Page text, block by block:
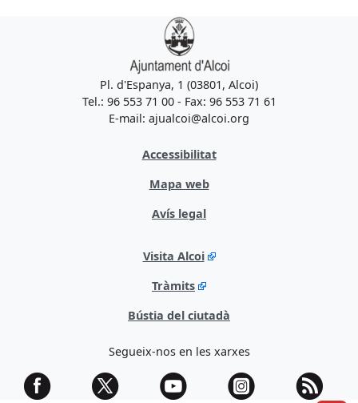
Pl. d'Espanya, 1 (03801, Alcoi)
Tel.: 96 553 71 00 - Fax: 96 553 71 61
E-mail: ajualcoi@alcoi.org
Accessibilitat
Mapa web
Avís legal
Visita Alcoi
Tràmits
Bústia del ciutadà
Segueix-nos en les xarxes